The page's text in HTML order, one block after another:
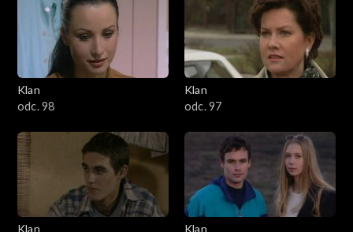
4201–4300
4101–4200
3901–4000
3801–3900
Klan
odc. 98
Klan
odc. 97
Klan
Klan